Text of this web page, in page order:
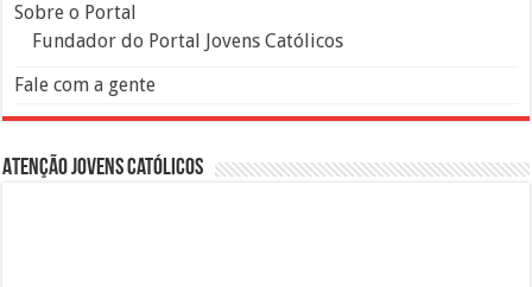
Sobre o Portal
Fundador do Portal Jovens Católicos
Fale com a gente
Atenção Jovens Católicos